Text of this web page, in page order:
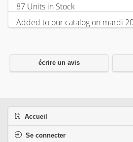
87 Units in Stock
Added to our catalog on mardi
écrire un avis
Accueil
Se connecter